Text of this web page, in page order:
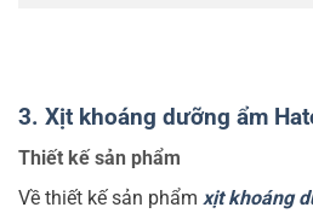
3. Xịt khoáng dưỡng ẩm
Thiết kế sản phẩm
Về thiết kế sản phẩm xịt khoáng